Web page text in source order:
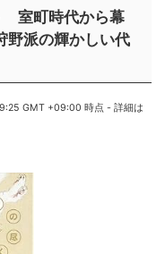
町時代から幕
野派の輝かしい代
GMT +09:00 時点 -詳細は